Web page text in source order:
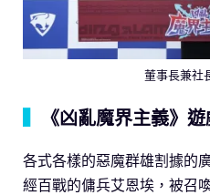
董事長兼社
《凶亂魔界主義》
各式各樣的惡魔群雄割據
經百戰的傭兵艾恩埃，被召